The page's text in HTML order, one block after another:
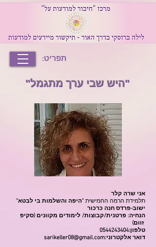
תפריט:
"היש שבי ערך מתגמל"
אני שרה קלר
תלמידת הרמה החמישית "היפה והשלמות בי לבטא"
ישוב-פרדס חנה כרכור
הנחיה: פרטנית/קבוצות/ לימודים מקוונים (סקיפ
זוום)
טלפון:0544243404
דואר אלקטרוני:sarikeller08@gmail.com